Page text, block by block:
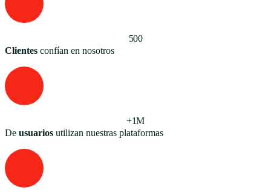
500
Clientes confían en nosotros
+1M
De usuarios utilizan nuestras plataformas